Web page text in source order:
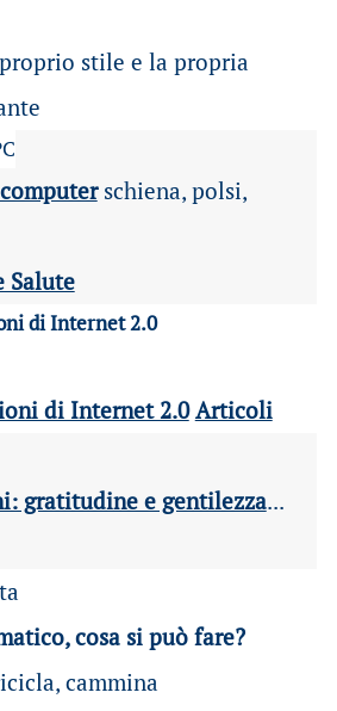
stile e la propria
schiena, polsi,
Salute
di Internet 2.0 Articoli
gratitudine e gentilezza...
cosa si può fare?
cammina